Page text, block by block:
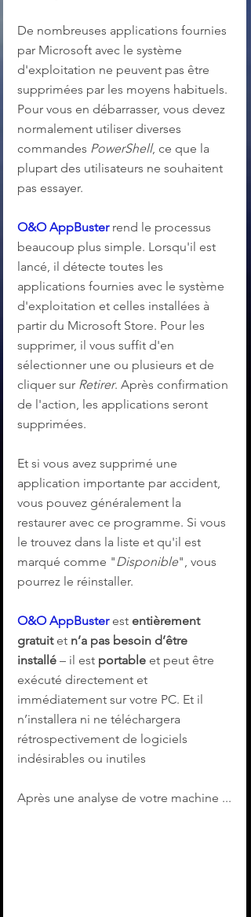
De nombreuses applications fournies
par Microsoft avec le système
d'exploitation ne peuvent pas être
supprimées par les moyens habituels.
Pour vous en débarrasser, vous devez
normalement utiliser diverses
commandes PowerShell, ce que la
plupart des utilisateurs ne souhaitent
pas essayer.
O&O AppBuster rend le processus
beaucoup plus simple. Lorsqu'il est
lancé, il détecte toutes les
applications fournies avec le système
d'exploitation et celles installées à
partir du Microsoft Store. Pour les
supprimer, il vous suffit d'en
sélectionner une ou plusieurs et de
cliquer sur Retirer. Après confirmation
de l'action, les applications seront
supprimées.
Et si vous avez supprimé une
application importante par accident,
vous pouvez généralement la
restaurer avec ce programme. Si vous
le trouvez dans la liste et qu'il est
marqué comme "Disponible", vous
pourrez le réinstaller.
O&O AppBuster est entièrement
gratuit et n’a pas besoin d’être
installé – il est portable et peut être
exécuté directement et
immédiatement sur votre PC. Et il
n’installera ni ne téléchargera
rétrospectivement de logiciels
indésirables ou inutiles
Après une analyse de votre machine ...